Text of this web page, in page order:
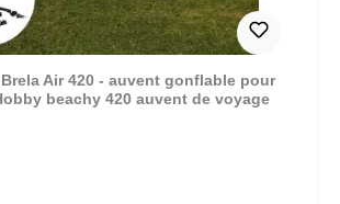
Air 420 - auvent gonflable pour
beachy 420 auvent de voyage